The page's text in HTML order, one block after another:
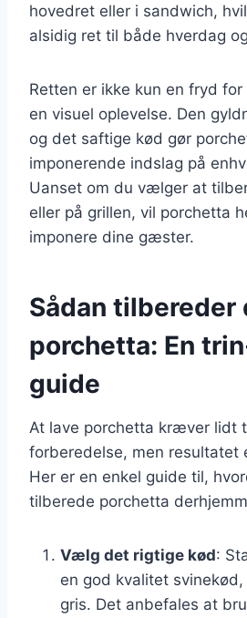
hovedret eller i sandwich,
alsidig ret til både hverdag
Retten er ikke kun en fryd
en visuel oplevelse. Den
og det saftige kød gør
imponerende indslag på
Uanset om du vælger at
eller på grillen, vil porchetta
imponere dine gæster.
Sådan tilbereder
porchetta: En
guide
At lave porchetta kræver lidt
forberedelse, men
Her er en enkel guide til,
tilberede porchetta
Vælg det rigtige kød:
en god kvalitet
gris. Det anbefales at